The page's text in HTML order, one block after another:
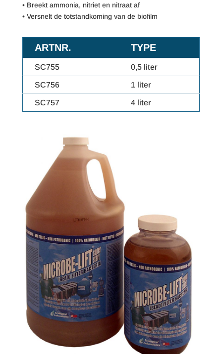
• Breekt ammonia, nitriet en nitraat af
• Versnelt de totstandkoming van de biofilm
ARTNR. TYPE
SC755 0,5 liter
SC756 1 liter
SC757 4 liter